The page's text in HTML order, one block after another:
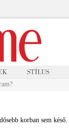
korban sem késő.